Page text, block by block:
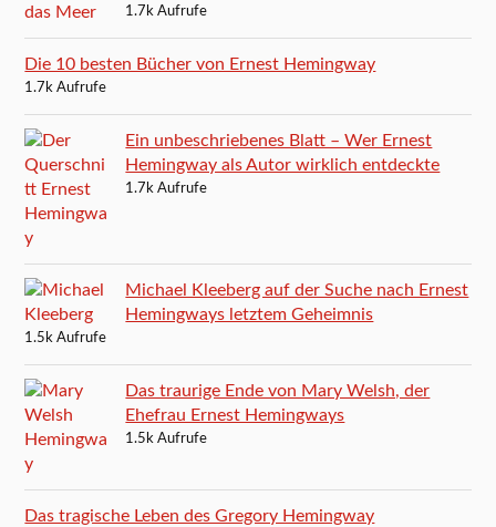
1.7k Aufrufe
Die 10 besten Bücher von Ernest Hemingway
1.7k Aufrufe
Ein unbeschriebenes Blatt – Wer Ernest
Hemingway als Autor wirklich entdeckte
1.7k Aufrufe
Michael Kleeberg auf der Suche nach Ernest
Hemingways letztem Geheimnis
1.5k Aufrufe
Das traurige Ende von Mary Welsh, der
Ehefrau Ernest Hemingways
1.5k Aufrufe
Das tragische Leben des Gregory Hemingway